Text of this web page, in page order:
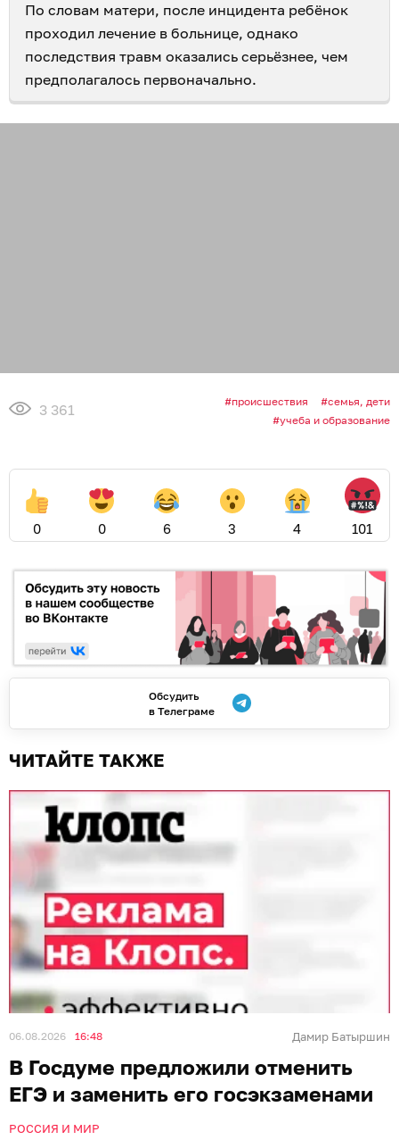
По словам матери, после инцидента ребёнок
проходил лечение в больнице, однако
последствия травм оказались серьёзнее, чем
предполагалось первоначально.
3 361 происшествия
семья, дети
учеба и образование
0 0 6 3 4 101
Обсудить
в Телеграме
ЧИТАЙТЕ ТАКЖЕ
06.08.2026 16:48 Дамир Батыршин
В Госдуме предложили отменить
ЕГЭ и заменить его госэкзаменами
РОССИЯ И МИР